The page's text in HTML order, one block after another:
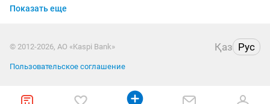
заслонка
страхование
Автосервис в Усть-Каменогорске
Автосервис в Актау
Показать еще
© 2012-2026, АО «Kaspi Bank» Қаз Рус
Пользовательское соглашение